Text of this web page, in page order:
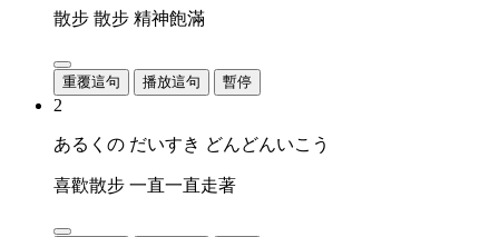
散步 散步 精神飽滿
重覆這句 播放這句 暫停
2
あるくの だいすき どんどんいこう
喜歡散步 一直一直走著